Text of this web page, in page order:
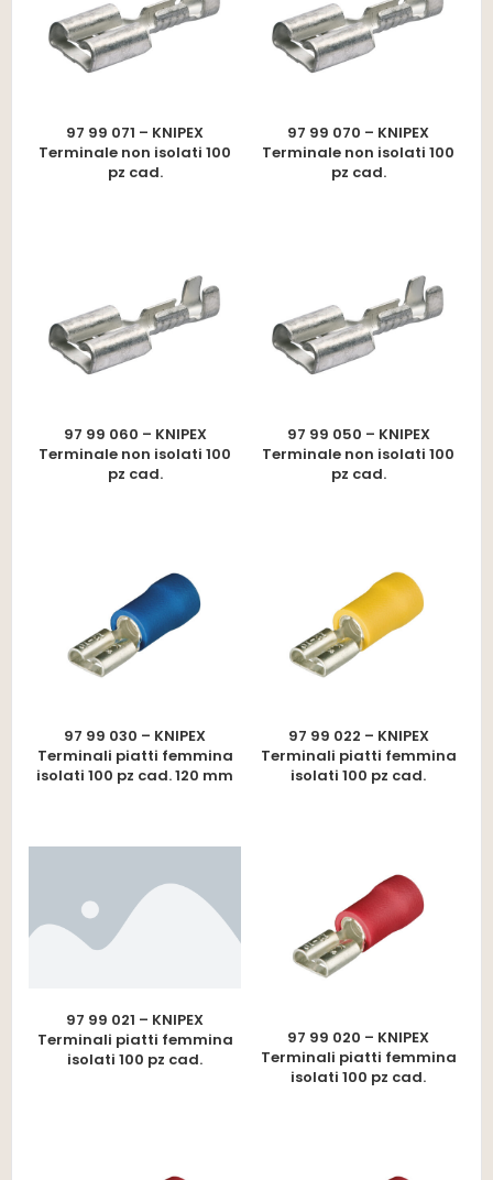
97 99 071 – KNIPEX
Terminale non isolati 100
pz cad.
97 99 070 – KNIPEX
Terminale non isolati 100
pz cad.
97 99 060 – KNIPEX
Terminale non isolati 100
pz cad.
97 99 050 – KNIPEX
Terminale non isolati 100
pz cad.
97 99 030 – KNIPEX
Terminali piatti femmina
isolati 100 pz cad. 120 mm
97 99 022 – KNIPEX
Terminali piatti femmina
isolati 100 pz cad.
97 99 021 – KNIPEX
Terminali piatti femmina
isolati 100 pz cad.
97 99 020 – KNIPEX
Terminali piatti femmina
isolati 100 pz cad.